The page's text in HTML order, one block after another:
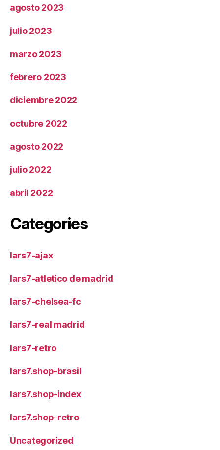
agosto 2023
julio 2023
marzo 2023
febrero 2023
diciembre 2022
octubre 2022
agosto 2022
julio 2022
abril 2022
Categories
lars7-ajax
lars7-atletico de madrid
lars7-chelsea-fc
lars7-real madrid
lars7-retro
lars7.shop-brasil
lars7.shop-index
lars7.shop-retro
Uncategorized